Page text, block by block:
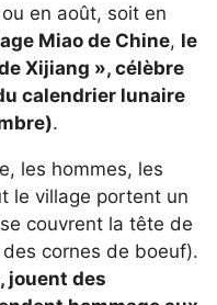
en août, soit en
Miao de Chine, le
Xijiang », célèbre
calendrier lunaire
.
les hommes, les
le village portent un
couvrent la tête de
cornes de boeuf).
jouent des